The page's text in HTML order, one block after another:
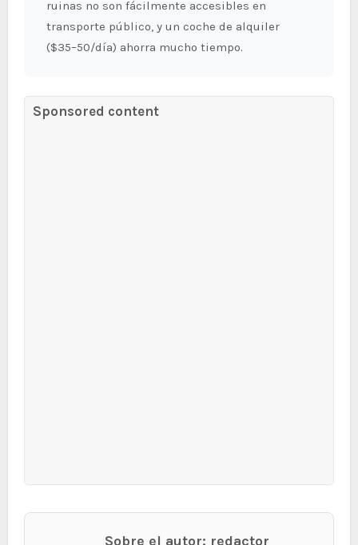
ruinas no son fácilmente accesibles en
transporte público, y un coche de alquiler
($35–50/día) ahorra mucho tiempo.
Sponsored content
Sobre el autor: redactor